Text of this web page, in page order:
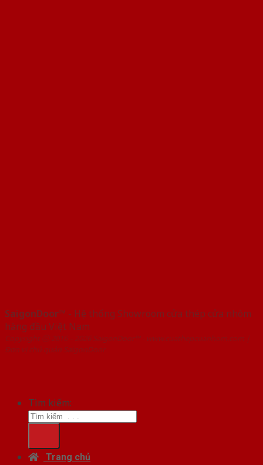
SaigonDoor™ - Hệ thống Showroom cửa thép cửa nhôm
hàng đầu Việt Nam
Copyright ⓒ 2016 – 2026 SaigonDoor™ - www.cuathepcuanhom.com |
Đơn vị chủ quản SaigonDoor
Tìm kiếm:
Trang chủ